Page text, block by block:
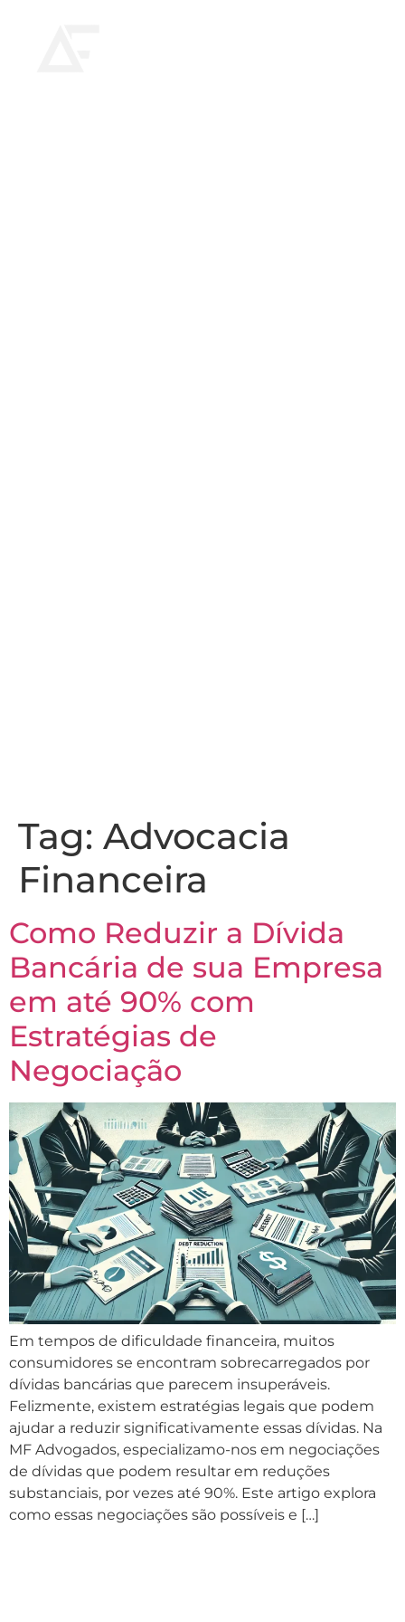
Tag: Advocacia
Financeira
Como Reduzir a Dívida
Bancária de sua Empresa
em até 90% com
Estratégias de
Negociação
Em tempos de dificuldade financeira, muitos
consumidores se encontram sobrecarregados por
dívidas bancárias que parecem insuperáveis.
Felizmente, existem estratégias legais que podem
ajudar a reduzir significativamente essas dívidas. Na
MF Advogados, especializamo-nos em negociações
de dívidas que podem resultar em reduções
substanciais, por vezes até 90%. Este artigo explora
como essas negociações são possíveis e […]